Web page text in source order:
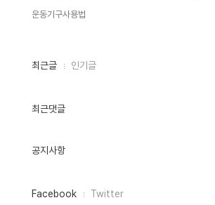
운동기구사용법,
최
인
최근글 인기글
최근댓글
공지사항
페
Facebook Twitter